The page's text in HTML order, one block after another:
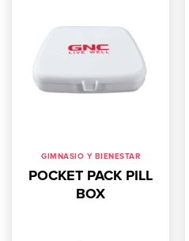
GIMNASIO Y BIENESTAR
POCKET PACK PILL
BOX